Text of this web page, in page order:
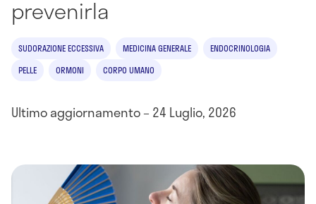
prevenirla
SUDORAZIONE ECCESSIVA MEDICINA GENERALE
ENDOCRINOLOGIA
PELLE
ORMONI CORPO UMANO
Ultimo aggiornamento – 24 Luglio, 2026